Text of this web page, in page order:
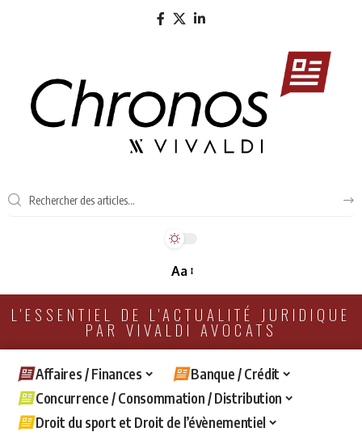
Aa
L'ESSENTIEL DE L'ACTUALITÉ JURIDIQUE
PAR VIVALDI AVOCATS
Affaires / Finances
Banque / Crédit
Concurrence / Consommation / Distribution
Droit du sport et Droit de l’évènementiel